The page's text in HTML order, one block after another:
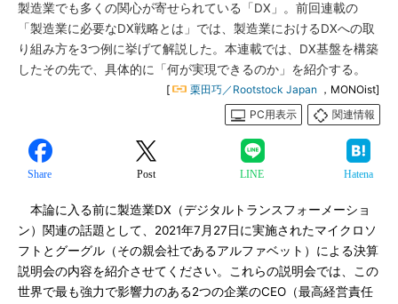
製造業でも多くの関心が寄せられている「DX」。前回連載の
「製造業に必要なDX戦略とは」では、製造業におけるDXへの取
り組み方を3つ例に挙げて解説した。本連載では、DX基盤を構築
したその先で、具体的に「何が実現できるのか」を紹介する。
[ 栗田巧／Rootstock Japan ，MONOist]
PC用表示
関連情報
Share Post LINE Hatena
本論に入る前に製造業DX（デジタルトランスフォーメーショ
ン）関連の話題として、2021年7月27日に実施されたマイクロソ
フトとグーグル（その親会社であるアルファベット）による決算
説明会の内容を紹介させてください。これらの説明会では、この
世界で最も強力で影響力のある2つの企業のCEO（最高経営責任